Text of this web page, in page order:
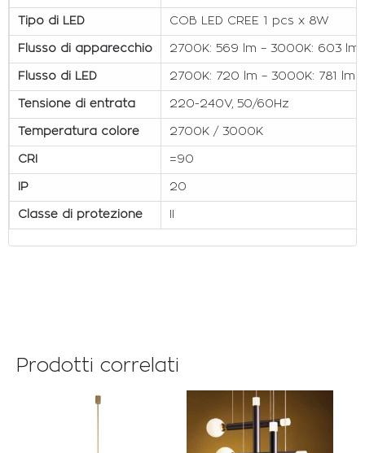
Tipo di LED COB LED CREE 1 pcs x 8W
Flusso di apparecchio 2700K: 569 lm – 3000K: 603 lm
Flusso di LED 2700K: 720 lm – 3000K: 781 lm
Tensione di entrata 220-240V, 50/60Hz
Temperatura colore 2700K / 3000K
CRI =90
IP 20
Classe di protezione
Prodotti correlati